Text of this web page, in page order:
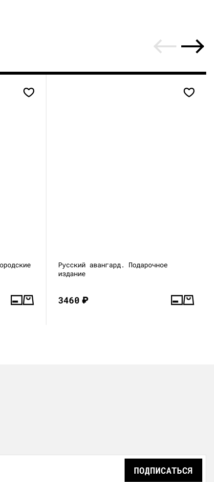
Русский авангард. Подарочное
издание
3460₽
ПОДПИСАТЬСЯ